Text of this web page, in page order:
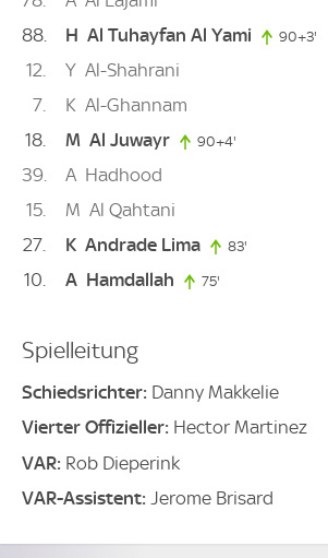
88
H Al Tuhayfan Al Yami 90+3'
12 Y Al-Shahrani
7
K Al-Ghannam
18
M Al Juwayr 90+4'
39 A Hadhood
15
M Al Qahtani
27
K Andrade Lima 83'
10 A Hamdallah 75'
Spielleitung
Schiedsrichter: Danny Makkelie
Vierter Offizieller: Hector Martinez
VAR: Rob Dieperink
VAR-Assistent: Jerome Brisard